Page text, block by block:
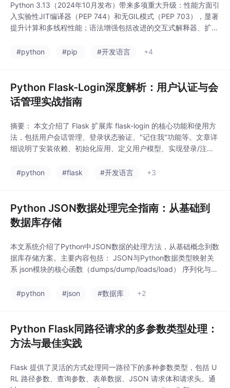
Python 3.13（2024年10月发布）带来多项重大升级：性能方面引
入实验性JIT编译器（PEP 744）和无GIL模式（PEP 703），显著
提升计算和多线程性能；语法增强包括改进的交互式解释器、扩展
性。实验性功能需谨慎评估，但整体标志着Python向高性能计算
#python #pip #开发语言 +4
Python Flask-Login深度解析：用户认证与会
话管理实战指南
摘要： 本文介绍了 Flask 扩展库 flask-login 的核心功能和使用方
法，包括用户会话管理、登录状态验证、"记住我"功能等。文章详
细说明了安装依赖、初始化应用、定义用户模型、实现登录/注销
sk-login 专注于会话生命周期管理，可与多种用户存储方案配合使
#python #flask #开发语言 +3
Python JSON数据处理完全指南：从基础到
数据库存储
本文系统介绍了Python中JSON数据的处理方法，从基础概念到数
据库存储方案。主要内容包括： JSON与Python数据类型映射关
系 json模块的核心函数（dumps/dump/loads/load） 序列化与反
异常处理机制 大型JSON文件的流式解析技术 自定义对象序列化
#python #json #数据库 +2
Python Flask同路径请求的多参数类型处理：
方法与最佳实践
Flask 提供了灵活的方式处理同一路径下的多种参数类型，包括 U
RL 路径参数、查询参数、表单数据、JSON 请求体和请求头。通